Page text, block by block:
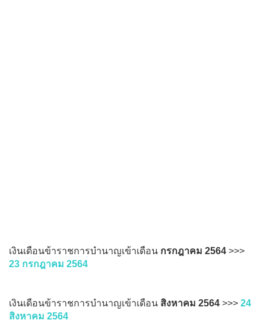
เงินเดือนข้าราชการบำนาญเข้าเดือน กรกฎาคม 2564 >>>
23 กรกฎาคม 2564
เงินเดือนข้าราชการบำนาญเข้าเดือน สิงหาคม 2564 >>> 24
สิงหาคม 2564